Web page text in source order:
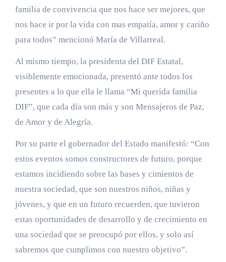
familia de convivencia que nos hace ser mejores, que
nos hace ir por la vida con mas empatía, amor y cariño
para todos” mencionó María de Villarreal.
Al mismo tiempo, la presidenta del DIF Estatal,
visiblemente emocionada, presentó ante todos los
presentes a lo que ella le llama “Mi querida familia
DIF”, que cada día son más y son Mensajeros de Paz,
de Amor y de Alegría.
Por su parte el gobernador del Estado manifestó: “Con
estos eventos somos constructores de futuro, porque
estamos incidiendo sobre las bases y cimientos de
nuestra sociedad, que son nuestros niños, niñas y
jóvenes, y que en un futuro recuerden, que tuvieron
estas oportunidades de desarrollo y de crecimiento en
una sociedad que se preocupó por ellos, y solo así
sabremos que cumplimos con nuestro objetivo”.